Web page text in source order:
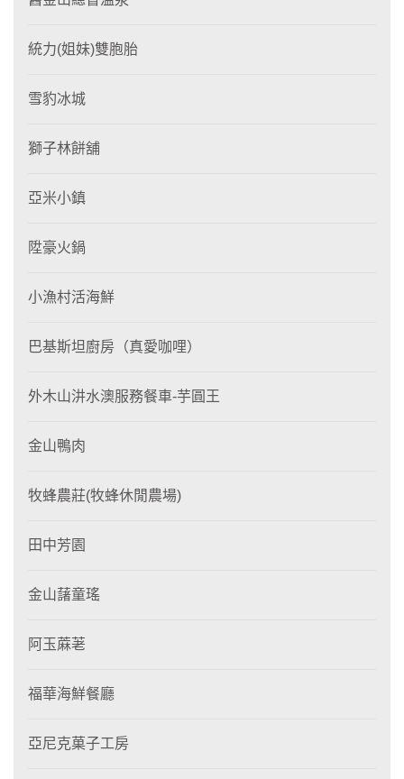
統力(姐妹)雙胞胎
雪豹冰城
獅子林餅舖
亞米小鎮
陞豪火鍋
小漁村活海鮮
巴基斯坦廚房（真愛咖哩）
外木山汫水澳服務餐車-芋圓王
金山鴨肉
牧蜂農莊(牧蜂休閒農場)
田中芳園
金山藷童瑤
阿玉蔴荖
福華海鮮餐廳
亞尼克菓子工房